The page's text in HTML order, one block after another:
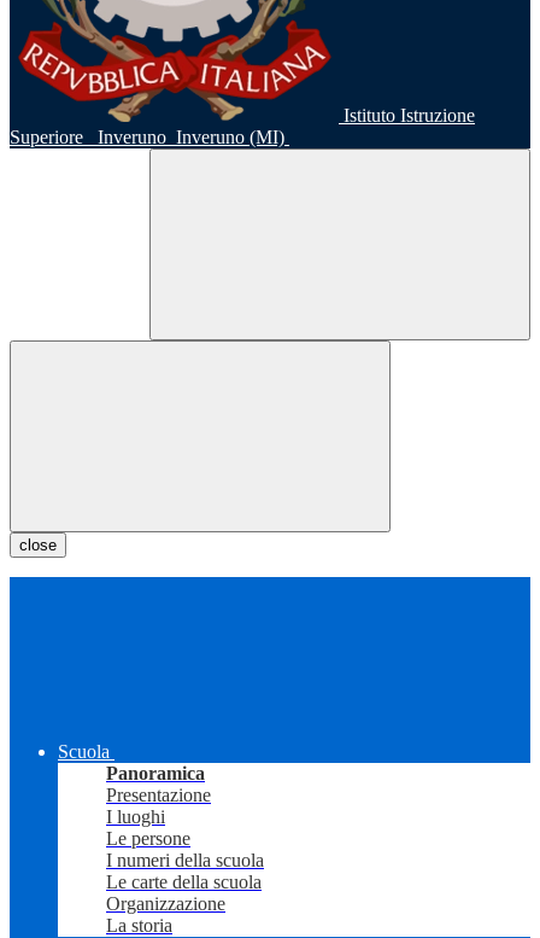
Istituto Istruzione
Superiore
Inveruno Inveruno (MI)
close
Scuola
Panoramica
Presentazione
I luoghi
Le persone
I numeri della scuola
Le carte della scuola
Organizzazione
La storia